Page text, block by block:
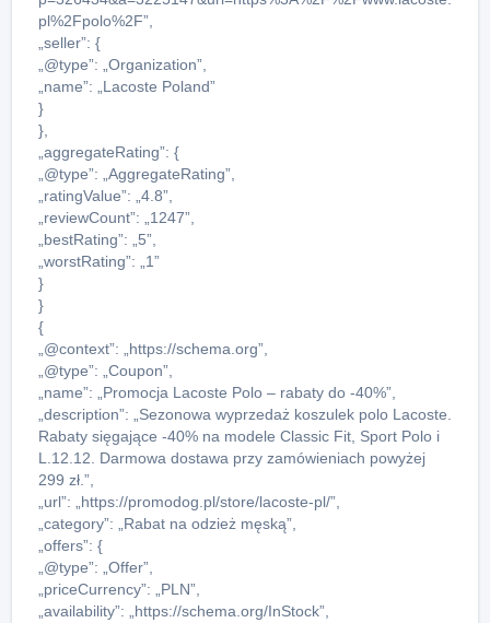
pl%2Fpolo%2F”,
„seller”: {
„@type”: „Organization”,
„name”: „Lacoste Poland”
}
},
„aggregateRating”: {
„@type”: „AggregateRating”,
„ratingValue”: „4.8”,
„reviewCount”: „1247”,
„bestRating”: „5”,
„worstRating”: „1”
}
}
{
„@context”: „https://schema.org”,
„@type”: „Coupon”,
„name”: „Promocja Lacoste Polo – rabaty do -40%”,
„description”: „Sezonowa wyprzedaż koszulek polo Lacoste.
Rabaty sięgające -40% na modele Classic Fit, Sport Polo i
L.12.12. Darmowa dostawa przy zamówieniach powyżej
299 zł.”,
„url”: „https://promodog.pl/store/lacoste-pl/”,
„category”: „Rabat na odzież męską”,
„offers”: {
„@type”: „Offer”,
„priceCurrency”: „PLN”,
„availability”: „https://schema.org/InStock”,